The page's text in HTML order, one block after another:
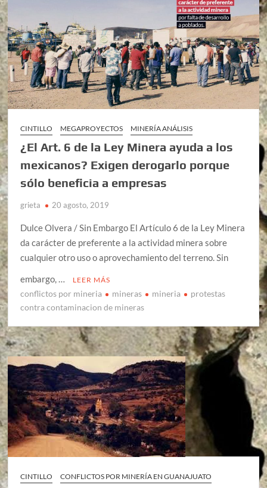
CINTILLO MEGAPROYECTOS MINERÍA ANÁLISIS
¿El Art. 6 de la Ley Minera ayuda a los
mexicanos? Exigen derogarlo porque
sólo beneficia a empresas
grieta 20 agosto, 2019
Dulce Olvera / Sin Embargo El Artículo 6 de la Ley Minera
da carácter de preferente a la actividad minera sobre
cualquier otro uso o aprovechamiento del terreno. Sin
embargo, …
LEER MÁS
conflictos por mineria mineras mineria
protestas
contra contaminacion de mineras
CINTILLO
CONFLICTOS POR MINERÍA EN GUANAJUATO